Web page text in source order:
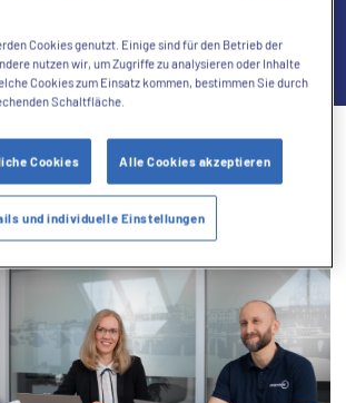
Cookies genutzt. Einige sind für den Betrieb der
nutzen wir, um Zugriffe zu analysieren oder Inhalte
Cookies zum Einsatz kommen, bestimmen Sie durch
Schaltfläche.
Cookies Alle Cookies akzeptieren
und individuelle Einstellungen